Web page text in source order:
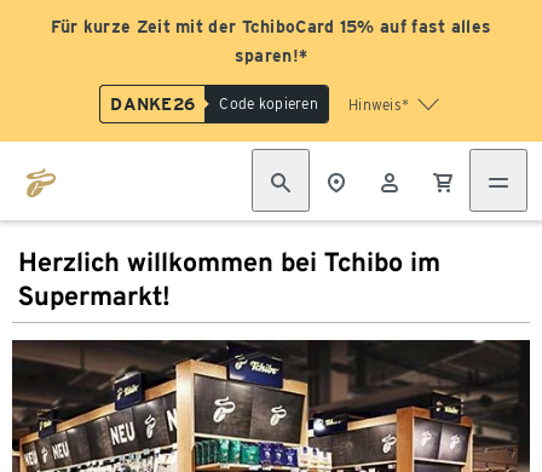
Für kurze Zeit mit der TchiboCard 15% auf fast alles
sparen!*
DANKE26 Code kopieren Hinweis*
Herzlich willkommen bei Tchibo im
Supermarkt!